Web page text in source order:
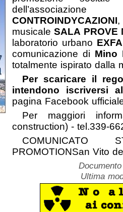
CONTROINDYCAZIONI
musicaleSALA PROVE
laboratorio urbano
comunicazione di Mino
totalmente ispirato dalla
Per scaricare il
intendono iscriversi
pagina Facebook
Per maggiori
construction) - tel.339-
COMUNICATO
PROMOTIONSan Vito
Ultima